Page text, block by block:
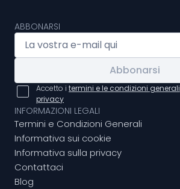
ABBONARSI
Abbonarsi
Accetto i termini e le condizioni generali
privacy
INFORMAZIONI LEGALI
Termini e Condizioni Generali
Informativa sui cookie
Informativa sulla privacy
Contattaci
Blog